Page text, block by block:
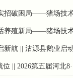
招破困局——猪场技
养殖新局——猪场技
新航 || 沽源县鹅业启
位 || 2026第五届河北